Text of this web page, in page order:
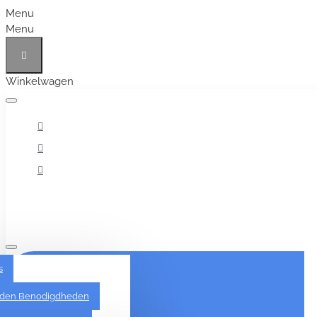
Menu
Menu
Winkelwagen
Alles
Benodigdheden